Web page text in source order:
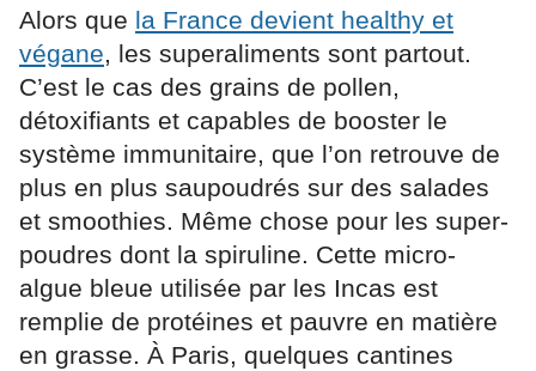
Alors que la France devient healthy et
végane, les superaliments sont partout.
C’est le cas des grains de pollen,
détoxifiants et capables de booster le
système immunitaire, que l’on retrouve de
plus en plus saupoudrés sur des salades
et smoothies. Même chose pour les super-
poudres dont la spiruline. Cette micro-
algue bleue utilisée par les Incas est
remplie de protéines et pauvre en matière
en grasse. À Paris, quelques cantines